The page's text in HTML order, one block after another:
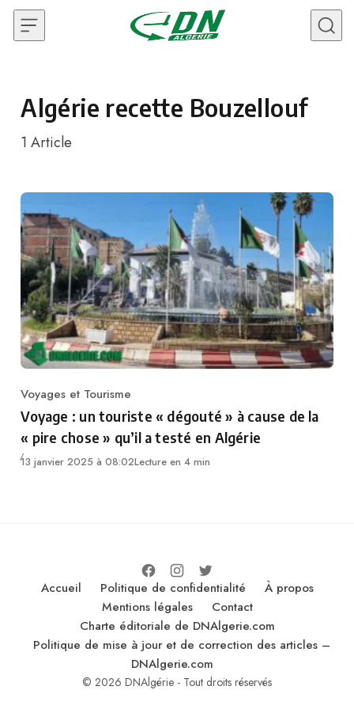
Skip to content
Algérie recette Bouzellouf
1 Article
Category
Voyages et Tourisme
Voyage : un touriste « dégouté » à cause de la
« pire chose » qu’il a testé en Algérie
13 janvier 2025 à 08:02Lecture en 4 min
Accueil Politique de confidentialité
À propos
Mentions légales
Contact
Charte éditoriale de DNAlgerie.com
Politique de mise à jour et de correction des articles –
DNAlgerie.com
© 2026 DNAlgérie - Tout droits réservés